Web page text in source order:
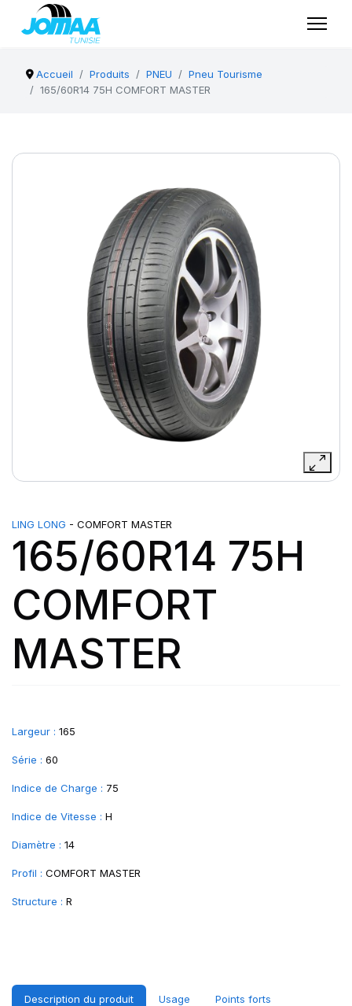
Accueil Produits PNEU
Pneu Tourisme
165/60R14 75H COMFORT MASTER
LING LONG - COMFORT MASTER
165/60R14 75H
COMFORT
MASTER
Largeur : 165
Série : 60
Indice de Charge : 75
Indice de Vitesse : H
Diamètre : 14
Profil : COMFORT MASTER
Structure : R
Description du produit Usage Points forts